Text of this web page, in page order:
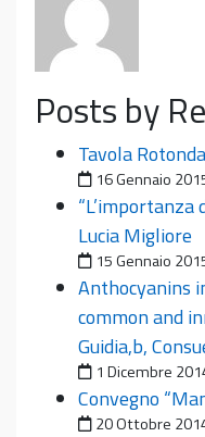
Posts by
Tavola
Pubblicato il
16 Gennaio
“L’importanza
Lucia Migliore
Pubblicato il
15 Gennaio
Anthocyanins
common and
Guidia,b,
Pubblicato il
1 Dicembre
Convegno
Pubblicato il
20 Ottobre